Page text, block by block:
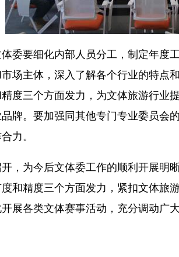
委要细化内部人员分工，制定年度
场主体，深入了解各个行业的特点
度三个方面发力，为文体旅游行业
牌。要加强同其他专门专业委员会
力。
，为今后文体委工作的顺利开展明
和精度三个方面发力，紧扣文体旅
展各类文体赛事活动，充分调动广